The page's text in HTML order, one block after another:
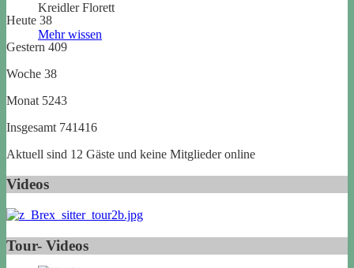
Kreidler Florett
Mehr wissen
Heute 38
Gestern 409
Woche 38
Monat 5243
Insgesamt 741416
Aktuell sind 12 Gäste und keine Mitglieder online
Videos
Tour- Videos